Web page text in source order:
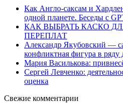
Как Англо-саксам и
одной планете. Беседы с
КАК ВЫБРАТЬ КАСКО
ПЕРЕПЛАТ
Александр Якубовский —
конфликтная фигура в ряду
Мария Василькова:
Сергей Левченко:
оценка
Свежие комментарии